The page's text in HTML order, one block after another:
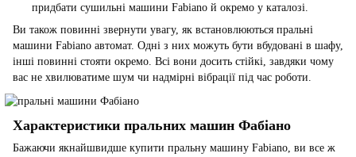
придбати сушильні машини Fabiano й окремо у каталозі.
Ви також повинні звернути увагу, як встановлюються пральні
машини Fabiano автомат. Одні з них можуть бути вбудовані в шафу,
інші повинні стояти окремо. Всі вони досить стійкі, завдяки чому
вас не хвилюватиме шум чи надмірні вібрації під час роботи.
Характеристики пральних машин Фабіано
Бажаючи якнайшвидше купити пральну машину Fabiano, ви все ж